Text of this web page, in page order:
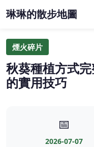
琳琳的散步地圖
煙火碎片
秋葵種植方式
的實用技巧
📅
2026-07-07